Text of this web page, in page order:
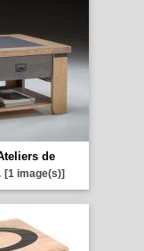
de
[1 image(s)]